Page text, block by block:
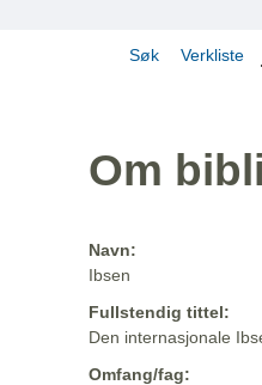
Søk Verkliste
Om
Navn:
Ibsen
Fullstendig tittel:
Den internasjonale
Omfang/fag: